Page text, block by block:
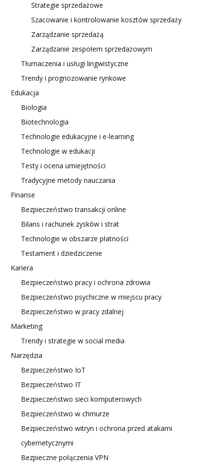
Strategie sprzedażowe
Szacowanie i kontrolowanie kosztów sprzedaży
Zarządzanie sprzedażą
Zarządzanie zespołem sprzedażowym
Tłumaczenia i usługi lingwistyczne
Trendy i prognozowanie rynkowe
Edukacja
Biologia
Biotechnologia
Technologie edukacyjne i e-learning
Technologie w edukacji
Testy i ocena umiejętności
Tradycyjne metody nauczania
Finanse
Bezpieczeństwo transakcji online
Bilans i rachunek zysków i strat
Technologie w obszarze płatności
Testament i dziedziczenie
Kariera
Bezpieczeństwo pracy i ochrona zdrowia
Bezpieczeństwo psychiczne w miejscu pracy
Bezpieczeństwo w pracy zdalnej
Marketing
Trendy i strategie w social media
Narzędzia
Bezpieczeństwo IoT
Bezpieczeństwo IT
Bezpieczeństwo sieci komputerowych
Bezpieczeństwo w chmurze
Bezpieczeństwo witryn i ochrona przed atakami
cybernetycznymi
Bezpieczne połączenia VPN